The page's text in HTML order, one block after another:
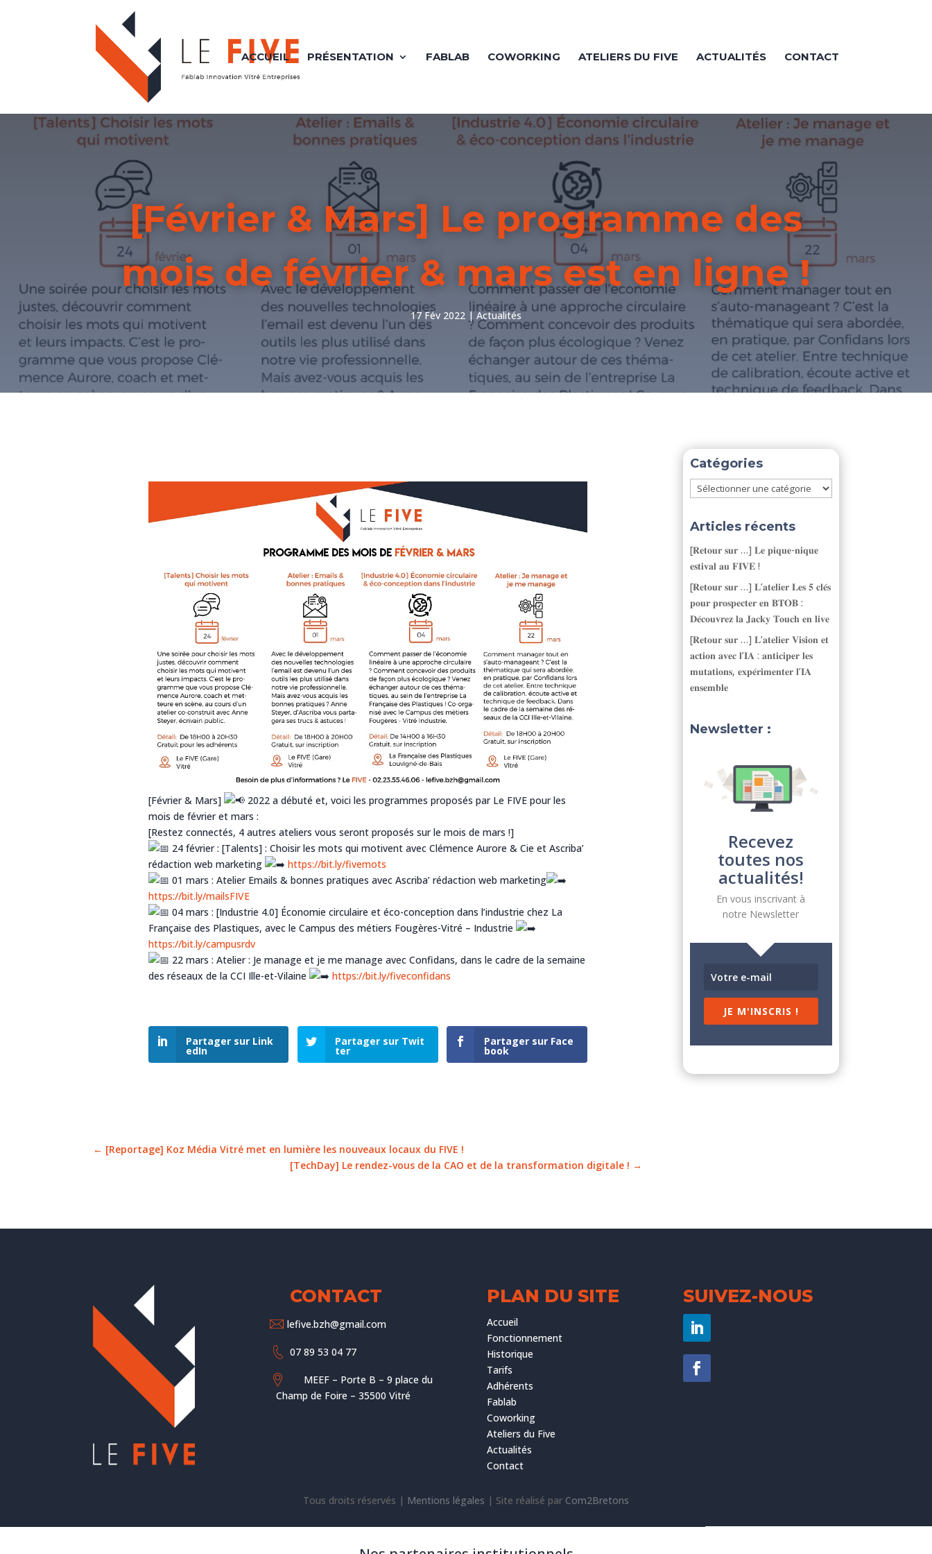
ACCUEIL PRÉSENTATION FABLAB COWORKING ATELIERS DU FIVE ACTUALITÉS CONTACT
[Février & Mars] Le programme des
mois de février & mars est en ligne !
17 Fév 2022 Actualités
[Février & Mars]
2022 a débuté et, voici les programmes proposés par Le FIVE pour les
mois de février et mars :
[Restez connectés, 4 autres ateliers vous seront proposés sur le mois de mars !]
24 février : [Talents] : Choisir les mots qui motivent avec Clémence Aurore & Cie et Ascriba’
rédaction web marketing
https://bit.ly/fivemots
01 mars : Atelier Emails & bonnes pratiques avec Ascriba’ rédaction web marketing
https://bit.ly/mailsFIVE
04 mars : [Industrie 4.0] Économie circulaire et éco-conception dans l’industrie chez La
Française des Plastiques, avec le Campus des métiers Fougères-Vitré – Industrie
https://bit.ly/campusrdv
22 mars : Atelier : Je manage et je me manage avec Confidans, dans le cadre de la semaine
des réseaux de la CCI Ille-et-Vilaine https://bit.ly/fiveconfidans
Partager sur Link
edIn
Partager sur Twit
ter
Partager sur Face
book
← [Reportage] Koz Média Vitré met en lumière les nouveaux locaux du FIVE !
[TechDay] Le rendez-vous de la CAO et de la transformation digitale ! →
Catégories
Catégories
Articles récents
[𝐑𝐞𝐭𝐨𝐮𝐫 𝐬𝐮𝐫 …] 𝐋𝐞 𝐩𝐢𝐪𝐮𝐞-𝐧𝐢𝐪𝐮𝐞
𝐞𝐬𝐭𝐢𝐯𝐚𝐥 𝐚𝐮 𝐅𝐈𝐕𝐄 !
[𝐑𝐞𝐭𝐨𝐮𝐫 𝐬𝐮𝐫 …] 𝐋’𝐚𝐭𝐞𝐥𝐢𝐞𝐫 𝐋𝐞𝐬 𝟓 𝐜𝐥𝐞́𝐬
𝐩𝐨𝐮𝐫 𝐩𝐫𝐨𝐬𝐩𝐞𝐜𝐭𝐞𝐫 𝐞𝐧 𝐁𝐓𝐎𝐁 :
𝐃𝐞́𝐜𝐨𝐮𝐯𝐫𝐞𝐳 𝐥𝐚 𝐉𝐚𝐜𝐤𝐲 𝐓𝐨𝐮𝐜𝐡 𝐞𝐧 𝐥𝐢𝐯𝐞
[𝐑𝐞𝐭𝐨𝐮𝐫 𝐬𝐮𝐫 …] 𝐋’𝐚𝐭𝐞𝐥𝐢𝐞𝐫 𝐕𝐢𝐬𝐢𝐨𝐧 𝐞𝐭
𝐚𝐜𝐭𝐢𝐨𝐧 𝐚𝐯𝐞𝐜 𝐥’𝐈𝐀 : 𝐚𝐧𝐭𝐢𝐜𝐢𝐩𝐞𝐫 𝐥𝐞𝐬
𝐦𝐮𝐭𝐚𝐭𝐢𝐨𝐧𝐬, 𝐞𝐱𝐩𝐞́𝐫𝐢𝐦𝐞𝐧𝐭𝐞𝐫 𝐥’𝐈𝐀
𝐞𝐧𝐬𝐞𝐦𝐛𝐥𝐞
Newsletter :
Recevez
toutes nos
actualités!
En vous inscrivant à
notre Newsletter
JE M'INSCRIS !
CONTACT
lefive.bzh@gmail.com
07 89 53 04 77
MEEF – Porte B – 9 place du
Champ de Foire – 35500 Vitré
PLAN DU SITE
Accueil
Fonctionnement
Historique
Tarifs
Adhérents
Fablab
Coworking
Ateliers du Five
Actualités
Contact
SUIVEZ-NOUS
Tous droits réservés | Mentions légales | Site réalisé par Com2Bretons